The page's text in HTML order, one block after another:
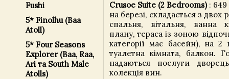
Fushi
5* Finolhu (Baa
Atoll)
5* Four Seasons
Explorer (Baa, Raa,
Ari та South Male
Atolls)
Crusoe Suite (2 Bedrooms):
на березі, складається з двох
спальня, вітальня, ванна
плану, тераса із зоною
категорії має басейн), на 2
туалетна кімната, балкон.
надаються послуги
колекція вин.